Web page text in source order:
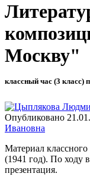
Москву"
классный час (3 класс)
Опубликовано
Ивановна
Материал
(1941 год). По ходу
презентация.